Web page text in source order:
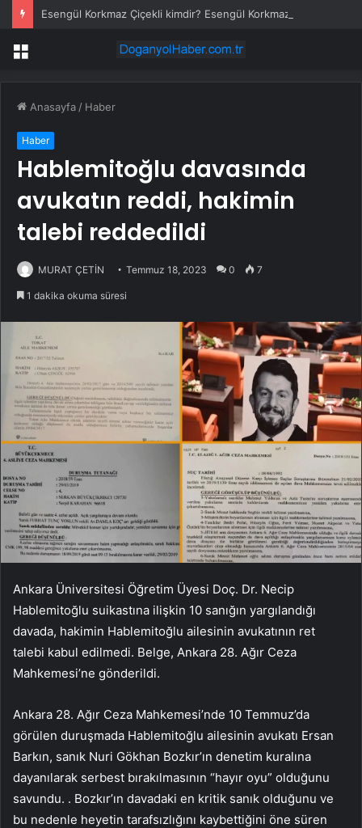
Menü
Anasayfa / Haber
Haber
Hablemitoğlu davasında
avukatın reddi, hakimin
talebi reddedildi
MURAT ÇETİN Temmuz 18, 2023 0 7
1 dakika okuma süresi
Ankara Üniversitesi Öğretim Üyesi Doç. Dr. Necip
Hablemitoğlu suikastına ilişkin 10 sanığın yargılandığı
davada, hakimin Hablemitoğlu ailesinin avukatının ret
talebi kabul edilmedi. Belge, Ankara 28. Ağır Ceza
Mahkemesi’ne gönderildi.
Ankara 28. Ağır Ceza Mahkemesi’nde 10 Temmuz’da
görülen duruşmada Hablemitoğlu ailesinin avukatı Ersan
Barkın, sanık Nuri Gökhan Bozkır’ın denetim kuralına
dayanılarak serbest bırakılmasının “hayır oyu” olduğunu
savundu. . Bozkır’ın davadaki en kritik sanık olduğunu ve
bu nedenle heyetin tarafsızlığını kaybettiğini öne süren